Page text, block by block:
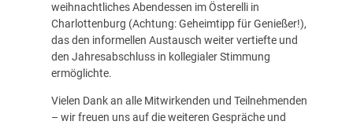
weihnachtliches Abendessen im Österelli in
Charlottenburg (Achtung: Geheimtipp für Genießer!),
das den informellen Austausch weiter vertiefte und
den Jahresabschluss in kollegialer Stimmung
ermöglichte.
Vielen Dank an alle Mitwirkenden und Teilnehmenden
– wir freuen uns auf die weiteren Gespräche und